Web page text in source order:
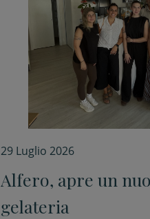
29 Luglio 2026
Alfero, apre un
gelateria